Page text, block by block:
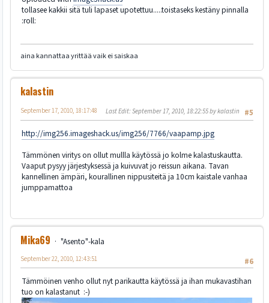
tollasee kakkii sitä tuli lapaset upotettuu.....toistaseks kestäny pinnalla
:roll:
aina kannattaa yrittää vaik ei saiskaa
kalastin
#5
September 17, 2010, 18:17:48 Last Edit: September 17, 2010, 18:22:55 by kalastin
http://img256.imageshack.us/img256/7766/vaapamp.jpg
Tämmönen viritys on ollut mullla käytössä jo kolme kalastuskautta.
Vaaput pysyy järjestyksessä ja kuivuvat jo reissun aikana. Tavan
kannellinen ämpäri, kourallinen nippusiteitä ja 10cm kaistale vanhaa
jumppamattoa
Mika69
"Asento"-kala
#6
September 22, 2010, 12:43:51
Tämmöinen venho ollut nyt parikautta käytössä ja ihan mukavastihan
tuo on kalastanut :-)